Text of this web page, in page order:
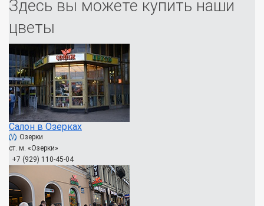
Здесь вы можете купить наши
цветы
Салон в Озерках
Озерки
ст. м. «Озерки»
+7 (929) 110-45-04